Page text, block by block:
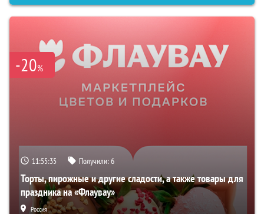
-20%
11:55:34 Получили:6
Торты, пирожные и другие сладости, а также товары для
праздника на «Флаувау»
Россия